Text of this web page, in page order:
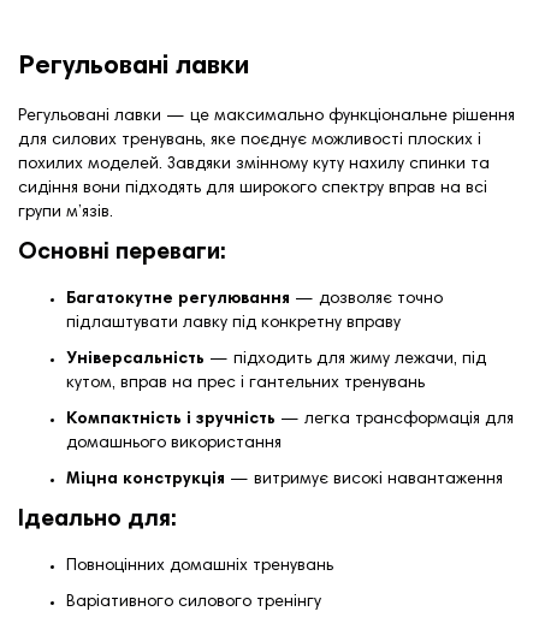
Регульовані лавки
Регульовані лавки — це максимально функціональне рішення
для силових тренувань, яке поєднує можливості плоских і
похилих моделей. Завдяки змінному куту нахилу спинки та
сидіння вони підходять для широкого спектру вправ на всі
групи м’язів.
Основні переваги:
Багатокутне регулювання — дозволяє точно
підлаштувати лавку під конкретну вправу
Універсальність — підходить для жиму лежачи, під
кутом, вправ на прес і гантельних тренувань
Компактність і зручність — легка трансформація для
домашнього використання
Міцна конструкція — витримує високі навантаження
Ідеально для:
Повноцінних домашніх тренувань
Варіативного силового тренінгу